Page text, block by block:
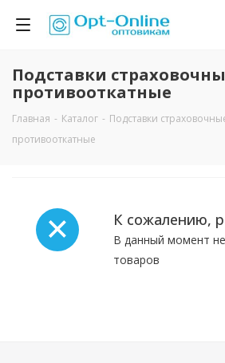
Подставки
противооткатные
Главная - Каталог - Подставки
противооткатные
К сожалению,
В данный момент
товаров